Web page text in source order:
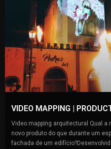
VIDEO MAPPING |
Video mapping arquitectural Qual a
novo produto do que durante um
fachada de um